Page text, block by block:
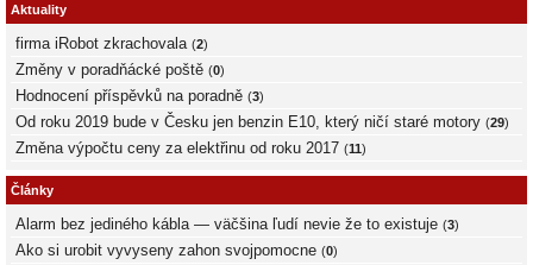
Aktuality
firma iRobot zkrachovala (2)
Změny v poradňácké poště (0)
Hodnocení příspěvků na poradně (3)
Od roku 2019 bude v Česku jen benzin E10, který ničí staré motory (29)
Změna výpočtu ceny za elektřinu od roku 2017 (11)
Články
Alarm bez jediného kábla — väčšina ľudí nevie že to existuje (3)
Ako si urobit vyvyseny zahon svojpomocne (0)